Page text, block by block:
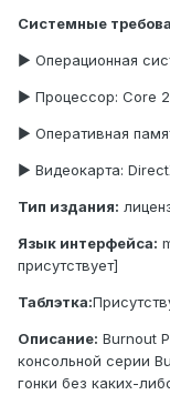
Системные
► Операционная
► Процессор: Core 2
► Оперативная
► Видеокарта:
Тип издания:
Язык интерфейса:
присутствует]
Таблэтка:
Описание: Burnout
консольной серии
гонки без каких-